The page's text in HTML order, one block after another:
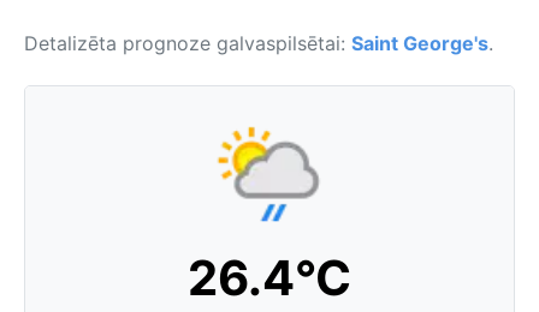
Detalizēta prognoze galvaspilsētai: Saint George's.
26.4°C